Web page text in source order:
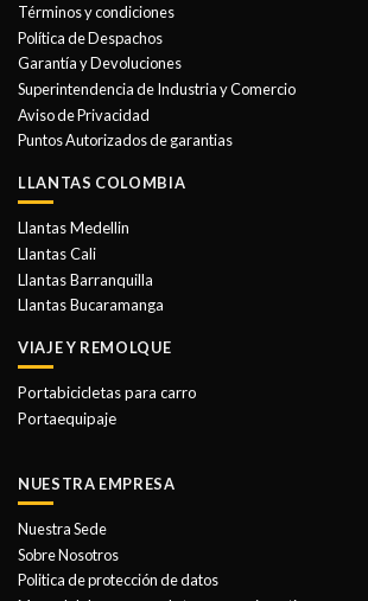
Términos y condiciones
Política de Despachos
Garantía y Devoluciones
Superintendencia de Industria y Comercio
Aviso de Privacidad
Puntos Autorizados de garantias
LLANTAS COLOMBIA
Llantas Medellin
Llantas Cali
Llantas Barranquilla
Llantas Bucaramanga
VIAJE Y REMOLQUE
Portabicicletas para carro
Portaequipaje
NUESTRA EMPRESA
Nuestra Sede
Sobre Nosotros
Politica de protección de datos